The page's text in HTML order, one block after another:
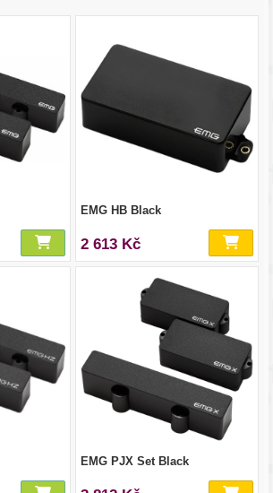
EMG HB Black
2 613 Kč
EMG PJX Set Black